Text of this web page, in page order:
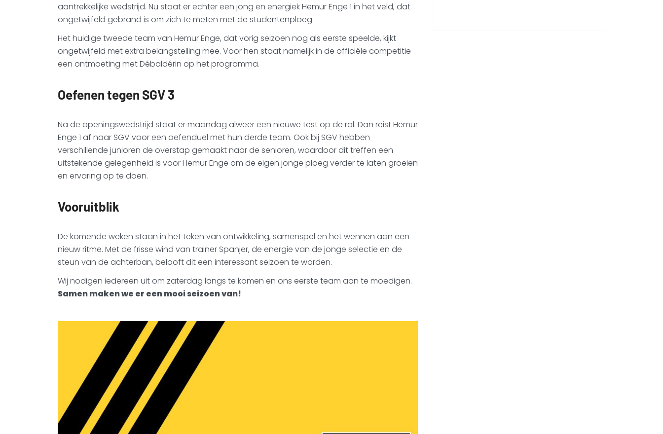
aantrekkelijke wedstrijd. Nu staat er echter een jong en energiek Hemur Enge 1 in het veld, dat
ongetwijfeld gebrand is om zich te meten met de studentenploeg.
Het huidige tweede team van Hemur Enge, dat vorig seizoen nog als eerste speelde, kijkt
ongetwijfeld met extra belangstelling mee. Voor hen staat namelijk in de officiële competitie
een ontmoeting met Débaldérin op het programma.
Oefenen tegen SGV 3
Na de openingswedstrijd staat er maandag alweer een nieuwe test op de rol. Dan reist Hemur
Enge 1 af naar SGV voor een oefenduel met hun derde team. Ook bij SGV hebben
verschillende junioren de overstap gemaakt naar de senioren, waardoor dit treffen een
uitstekende gelegenheid is voor Hemur Enge om de eigen jonge ploeg verder te laten groeien
en ervaring op te doen.
Vooruitblik
De komende weken staan in het teken van ontwikkeling, samenspel en het wennen aan een
nieuw ritme. Met de frisse wind van trainer Spanjer, de energie van de jonge selectie en de
steun van de achterban, belooft dit een interessant seizoen te worden.
Wij nodigen iedereen uit om zaterdag langs te komen en ons eerste team aan te moedigen.
Samen maken we er een mooi seizoen van!